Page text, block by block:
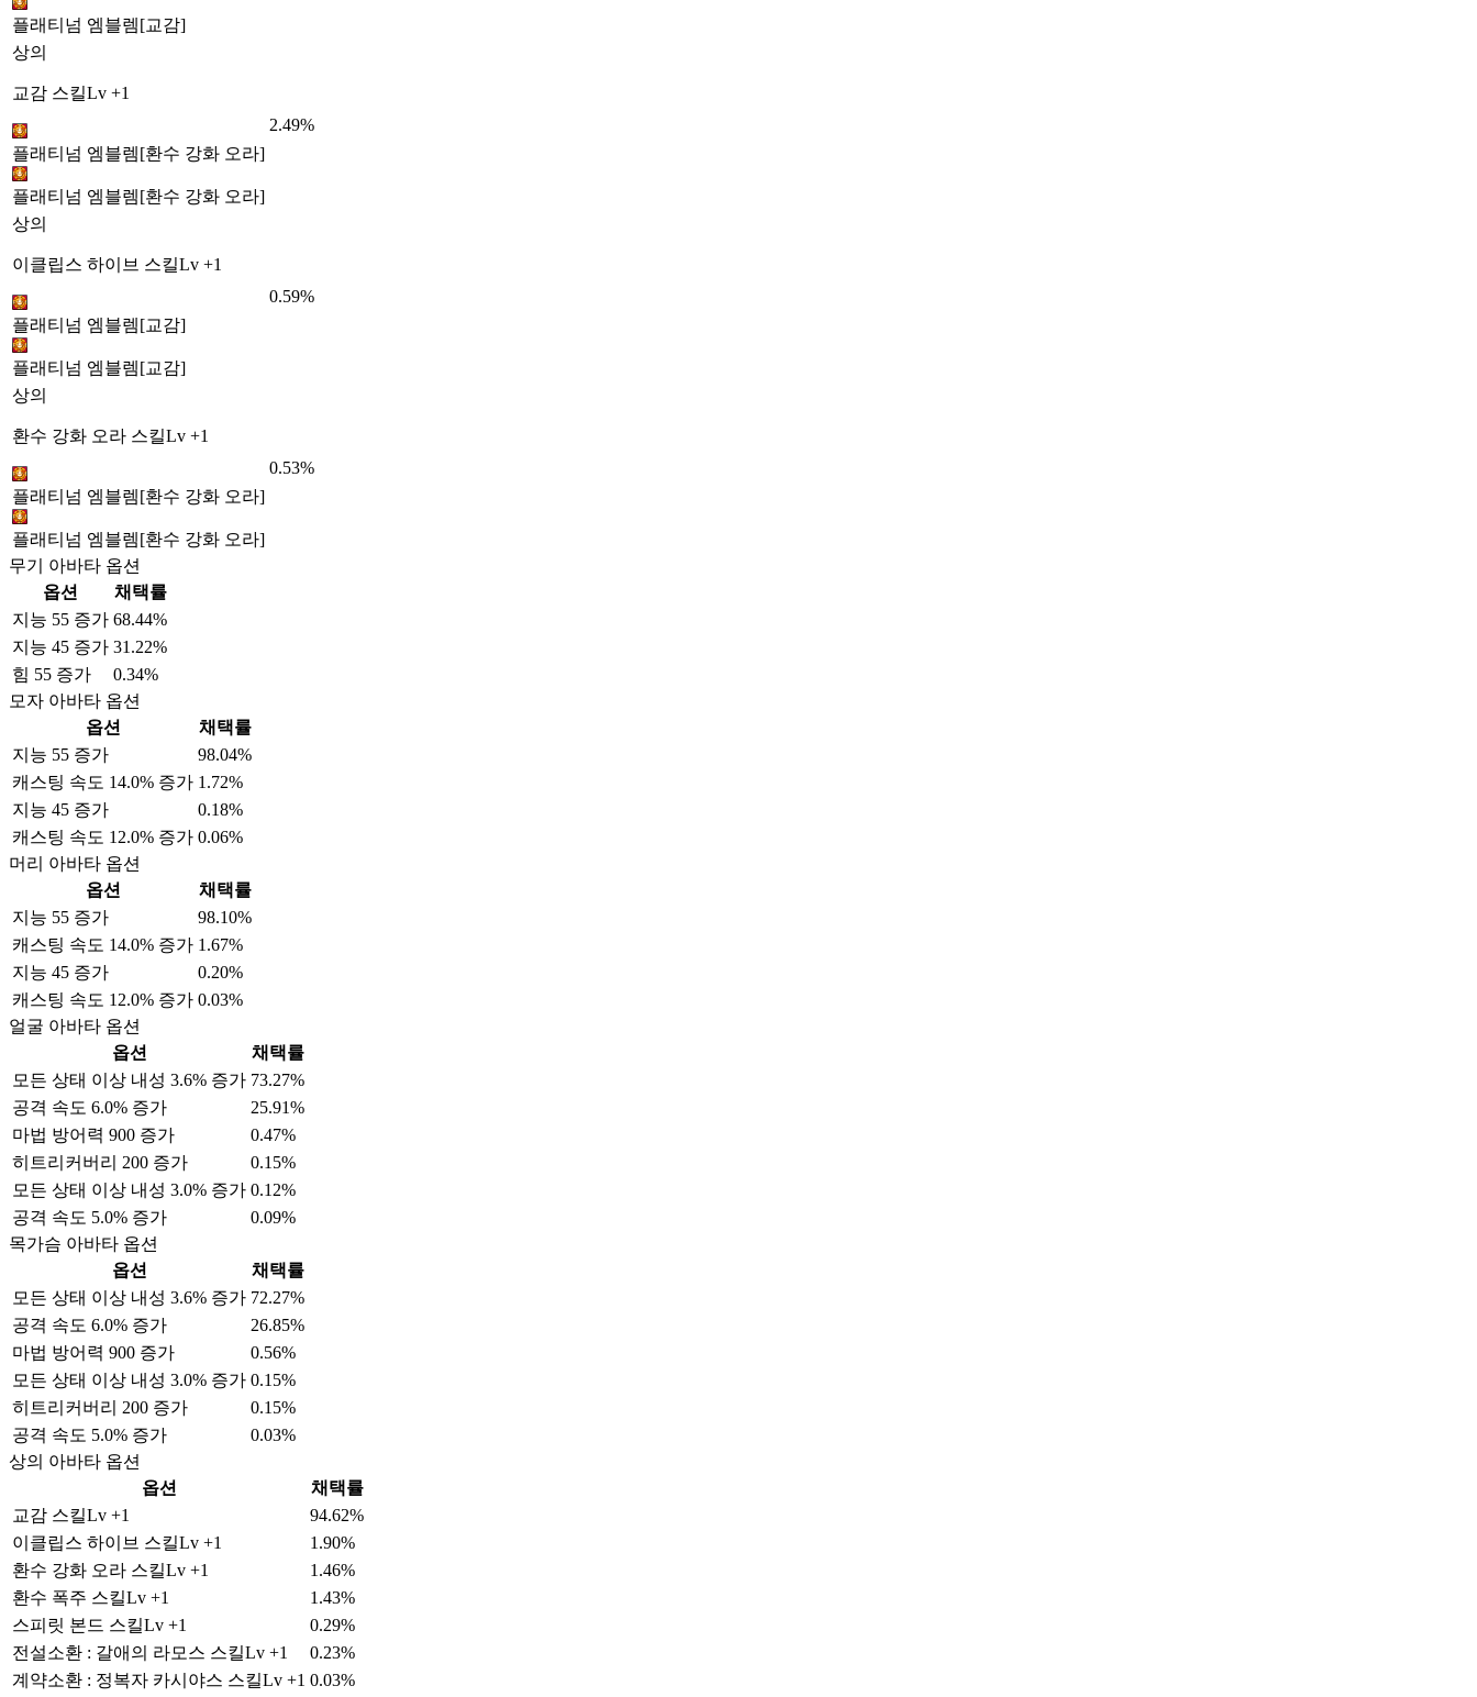
플래티넘 엠블렘[교감]
상의
교감 스킬Lv +1
플래티넘 엠블렘[환수 강화 오라]
플래티넘 엠블렘[환수 강화 오라]
2.49%
상의
이클립스 하이브 스킬Lv +1
플래티넘 엠블렘[교감]
플래티넘 엠블렘[교감]
0.59%
상의
환수 강화 오라 스킬Lv +1
플래티넘 엠블렘[환수 강화 오라]
플래티넘 엠블렘[환수 강화 오라]
0.53%
무기 아바타 옵션
옵션
채택률
지능 55 증가 68.44%
지능 45 증가 31.22%
힘 55 증가
0.34%
모자 아바타 옵션
옵션
채택률
지능 55 증가
98.04%
캐스팅 속도 14.0% 증가 1.72%
지능 45 증가
0.18%
캐스팅 속도 12.0% 증가 0.06%
머리 아바타 옵션
옵션
채택률
지능 55 증가
98.10%
캐스팅 속도 14.0% 증가 1.67%
지능 45 증가
0.20%
캐스팅 속도 12.0% 증가 0.03%
얼굴 아바타 옵션
옵션
채택률
모든 상태 이상 내성 3.6% 증가 73.27%
공격 속도 6.0% 증가
25.91%
마법 방어력 900 증가
0.47%
히트리커버리 200 증가
0.15%
모든 상태 이상 내성 3.0% 증가 0.12%
공격 속도 5.0% 증가
0.09%
목가슴 아바타 옵션
옵션
채택률
모든 상태 이상 내성 3.6% 증가 72.27%
공격 속도 6.0% 증가
26.85%
마법 방어력 900 증가
0.56%
모든 상태 이상 내성 3.0% 증가 0.15%
히트리커버리 200 증가
0.15%
공격 속도 5.0% 증가
0.03%
상의 아바타 옵션
옵션
채택률
교감 스킬Lv +1
94.62%
이클립스 하이브 스킬Lv +1
1.90%
환수 강화 오라 스킬Lv +1
1.46%
환수 폭주 스킬Lv +1
1.43%
스피릿 본드 스킬Lv +1
0.29%
전설소환 : 갈애의 라모스 스킬Lv +1
0.23%
계약소환 : 정복자 카시야스 스킬Lv +1 0.03%